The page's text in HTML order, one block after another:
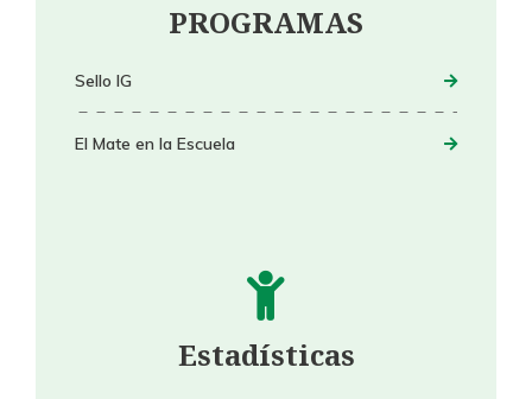
PROGRAMAS
Sello IG
El Mate en la Escuela
Estadísticas